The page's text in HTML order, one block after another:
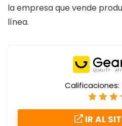
la empresa que vende
línea.
Calificaciones:
IR AL